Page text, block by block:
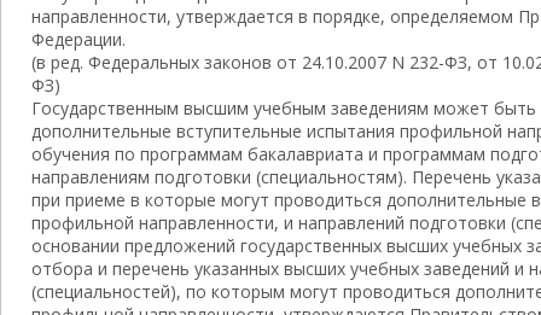
направленности, утверждается в порядке, определяемом
Федерации.
(в ред. Федеральных законов от 24.10.2007 N 232-ФЗ, от
ФЗ)
Государственным высшим учебным заведениям может быть
дополнительные вступительные испытания профильной
обучения по программам бакалавриата и программам
направлениям подготовки (специальностям). Перечень
при приеме в которые могут проводиться дополнительные
профильной направленности, и направлений подготовки
основании предложений государственных высших учебных
отбора и перечень указанных высших учебных заведений и
(специальностей), по которым могут проводиться